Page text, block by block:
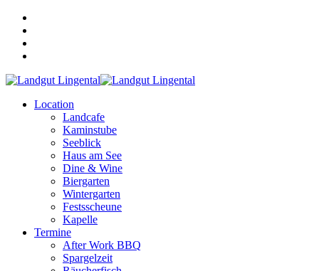
Location
Landcafe
Kaminstube
Seeblick
Haus am See
Dine & Wine
Biergarten
Wintergarten
Festsscheune
Kapelle
Termine
After Work BBQ
Spargelzeit